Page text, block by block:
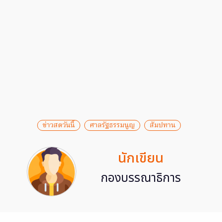
ข่าวสดวันนี้ ศาลรัฐธรรมนูญ สัมปทาน
นักเขียน
กองบรรณาธิการ